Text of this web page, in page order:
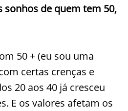
sonhos de quem tem 50,
50 + (eu sou uma
certas crenças e
20 aos 40 já cresceu
E os valores afetam os